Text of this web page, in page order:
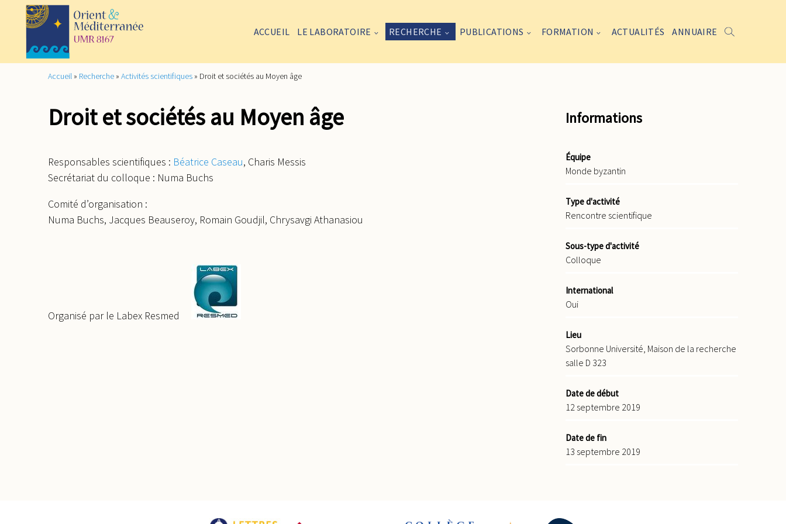
ACCUEIL LE LABORATOIRE RECHERCHE PUBLICATIONS FORMATION ACTUALITÉS ANNUAIRE
Accueil » Recherche » Activités scientifiques » Droit et sociétés au Moyen âge
Droit et sociétés au Moyen âge
Responsables scientifiques : Béatrice Caseau, Charis Messis
Secrétariat du colloque : Numa Buchs
Comité d’organisation :
Numa Buchs, Jacques Beauseroy, Romain Goudjil, Chrysavgi Athanasiou
Organisé par le Labex Resmed
Informations
Équipe
Monde byzantin
Type d'activité
Rencontre scientifique
Sous-type d'activité
Colloque
International
Oui
Lieu
Sorbonne Université, Maison de la recherche
salle D 323
Date de début
12 septembre 2019
Date de fin
13 septembre 2019